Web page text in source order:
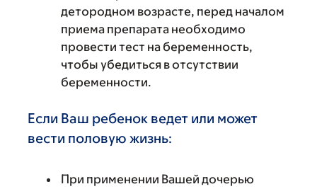
детородном возрасте, перед началом
приема препарата необходимо
провести тест на беременность,
чтобы убедиться в отсутствии
беременности.
Если Ваш ребенок ведет или может
вести половую жизнь:
При применении Вашей дочерью